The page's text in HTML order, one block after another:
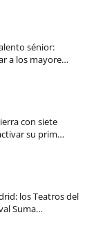
sénior:
a los mayore…
con siete
su prim…
los Teatros del
Suma…